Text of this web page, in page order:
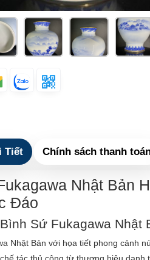
Tiết Chính sách thanh
Nhật Bản
Đáo
Sứ Fukagawa Nhật
Nhật Bản với họa tiết phong cảnh
tác thủ công từ thương hiệu danh